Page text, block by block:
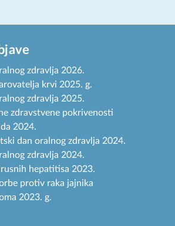
zdravlja 2026.
krvi 2025. g.
zdravlja 2025.
zdravstvene pokrivenosti
2024.
dan oralnog zdravlja 2024.
zdravlja 2024.
hepatitisa 2023.
protiv raka jajnika
2023. g.